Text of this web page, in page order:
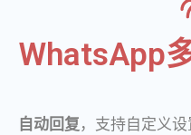
WhatsApp
自动回复 ，支持自定义